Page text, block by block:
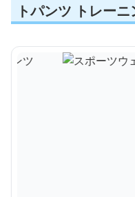
トパンツ トレー